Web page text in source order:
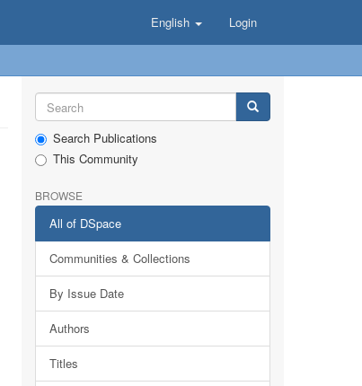
English Login
Search Publications
This Community
BROWSE
All of DSpace
Communities & Collections
By Issue Date
Authors
Titles